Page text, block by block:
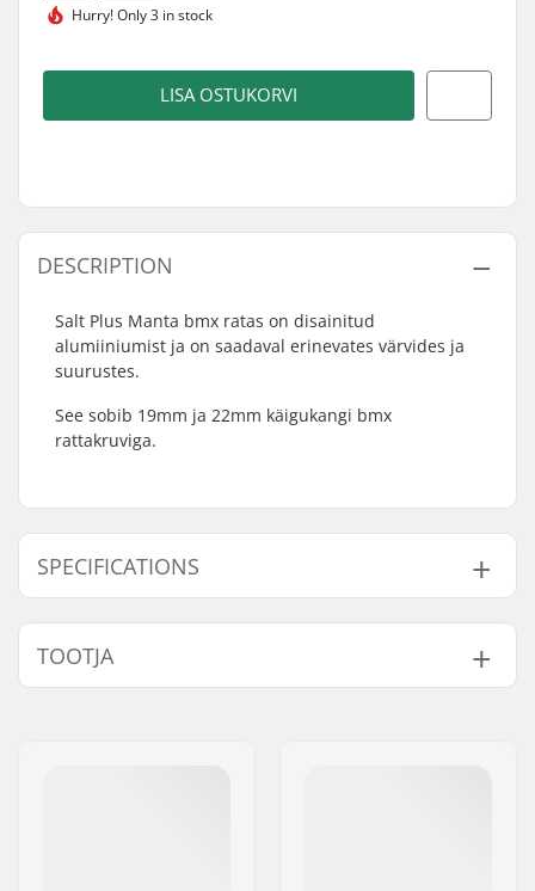
Hurry!Only 3 in stock
LISA OSTUKORVI
DESCRIPTION
Salt Plus Manta bmx ratas on disainitud
alumiiniumist ja on saadaval erinevates värvides ja
suurustes.
See sobib 19mm ja 22mm käigukangi bmx
rattakruviga.
SPECIFICATIONS
Hammaste arv:
25T, 28T
Hammasratta
paigaldamine:
TOOTJA